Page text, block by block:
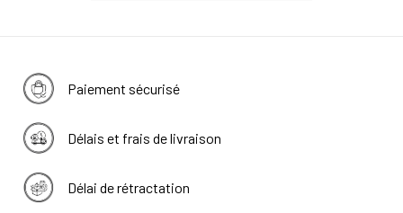
Paiement sécurisé
Délais et frais de livraison
Délai de rétractation